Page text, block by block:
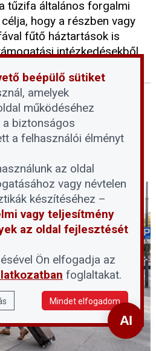
tűzifa általános forgalmi
hogy a részben vagy
fűtő háztartások is
intézkedésekből.
szabályok
beépülő sütiket
amelyek
működéséhez
a biztonságos
a felhasználói élményt
az oldal
vagy névtelen
készítéséhez –
vagy teljesítmény
az oldal fejlesztését
Ön elfogadja az
foglaltakat.
Mindet elfogadom